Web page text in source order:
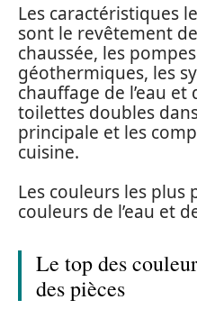
Les caractéristiques
sont le revêtement
chaussée, les
géothermiques, les
chauffage de l’eau et
toilettes doubles
principale et les
cuisine.
Les couleurs les plus
couleurs de l’eau et
Le top des
des pièces